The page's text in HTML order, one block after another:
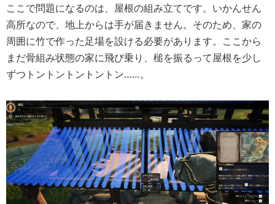
ここで問題になるのは、屋根の組み立てです。いかんせん
高所なので、地上からは手が届きません。そのため、家の
周囲に竹で作った足場を設ける必要があります。ここから
まだ骨組み状態の家に飛び乗り、槌を振るって屋根を少し
ずつトントントントントン……。